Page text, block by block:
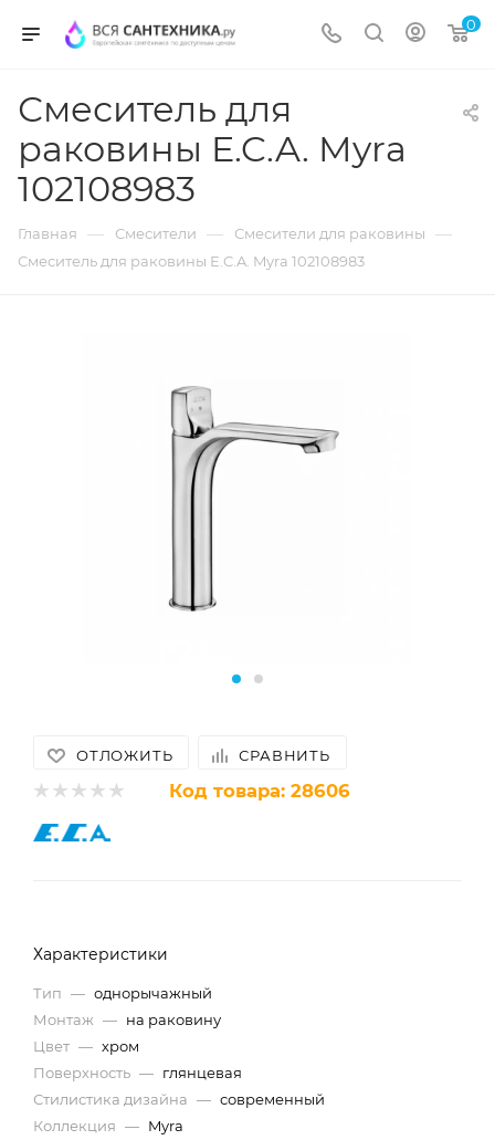
0
Смеситель для
раковины E.C.A. Myra
102108983
Главная — Смесители — Смесители для раковины —
Смеситель для раковины E.C.A. Myra 102108983
ОТЛОЖИТЬ СРАВНИТЬ
Код товара: 28606
Характеристики
Тип — однорычажный
Монтаж — на раковину
Цвет — хром
Поверхность — глянцевая
Стилистика дизайна — современный
Коллекция — Myra